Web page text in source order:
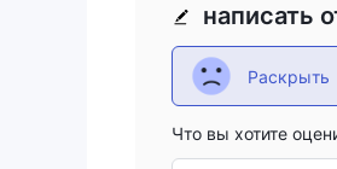
написать
Раскрыть
Что вы хотите